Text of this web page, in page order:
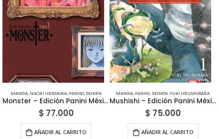
MANGA, NAOKI URASAWA, PANINI,SEINEN
Monster – Edición Panini México
$ 77.000
AÑADIR AL CARRITO
MANGA, PANINI,SEINEN,YUKI URUSHIBARA
Mushishi – Edición Panini México
$ 75.000
AÑADIR AL CARRITO